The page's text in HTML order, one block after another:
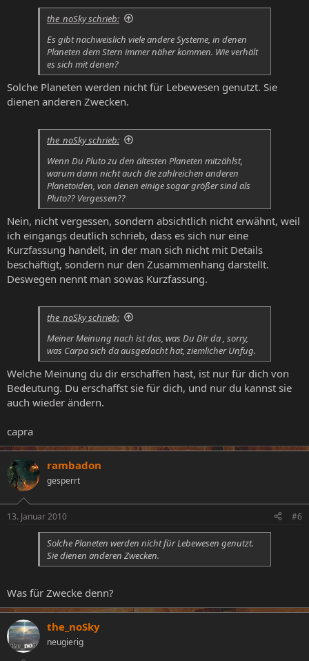
the_noSky schrieb:
Es gibt nachweislich viele andere Systeme, in denen
Planeten dem Stern immer näher kommen. Wie verhält
es sich mit denen?
Solche Planeten werden nicht für Lebewesen genutzt. Sie
dienen anderen Zwecken.
the_noSky schrieb:
Wenn Du Pluto zu den ältesten Planeten mitzählst,
warum dann nicht auch die zahlreichen anderen
Planetoiden, von denen einige sogar größer sind als
Pluto?? Vergessen??
Nein, nicht vergessen, sondern absichtlich nicht erwähnt, weil
ich eingangs deutlich schrieb, dass es sich nur eine
Kurzfassung handelt, in der man sich nicht mit Details
beschäftigt, sondern nur den Zusammenhang darstellt.
Deswegen nennt man sowas Kurzfassung.
the_noSky schrieb:
Meiner Meinung nach ist das, was Du Dir da , sorry,
was Carpa sich da ausgedacht hat, ziemlicher Unfug.
Welche Meinung du dir erschaffen hast, ist nur für dich von
Bedeutung. Du erschaffst sie für dich, und nur du kannst sie
auch wieder ändern.
capra
rambadon
gesperrt
13. Januar 2010 #6
Solche Planeten werden nicht für Lebewesen genutzt.
Sie dienen anderen Zwecken.
Was für Zwecke denn?
the_noSky
neugierig